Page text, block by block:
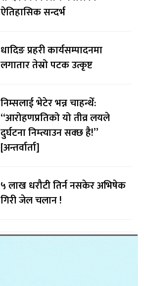
ऐतिहासिक सन्दर्भ
धादिङ प्रहरी कार्यसम्पादनमा
लगातार तेस्रो पटक उत्कृष्ट
निम्सलाई भेटेर भन्न चाहन्थेँ:
“आरोहणप्रतिको यो तीव्र लयले
दुर्घटना निम्त्याउन सक्छ है!”
[अन्तर्वार्ता]
५ लाख धरौटी तिर्न नसकेर अभिषेक
गिरी जेल चलान !